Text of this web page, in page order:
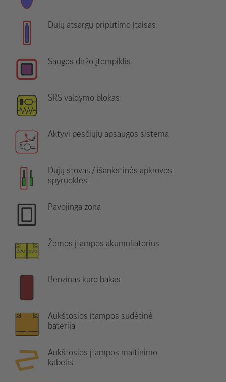
Dujų atsargų pripūtimo įtaisas
Saugos diržo įtempiklis
SRS valdymo blokas
Aktyvi pėsčiųjų apsaugos sistema
Dujų stovas / išankstinės apkrovos
spyruoklės
Pavojinga zona
Žemos įtampos akumuliatorius
Benzinas kuro bakas
Aukštosios įtampos sudėtinė
baterija
Aukštosios įtampos maitinimo
kabelis